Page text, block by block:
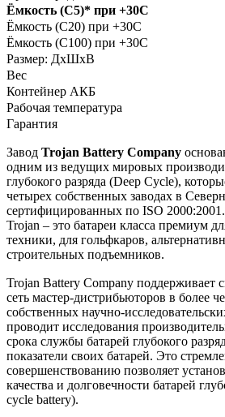
Ёмкость (С5)* при +30С
Ёмкость (С20) при +30С
Ёмкость (С100) при +30С
Размер: ДхШхВ
Вес
Контейнер АКБ
Рабочая температура
Гарантия
Завод Trojan Battery Company
одним из ведущих мировых
глубокого разряда (Deep Cycle),
четырех собственных заводах в
сертифицированных по ISO
Trojan – это батареи класса премиум
техники, для гольфкаров,
строительных подъемников.
Trojan Battery Company поддерживает
сеть мастер-дистрибьюторов в более
собственных научно-
проводит исследования
срока службы батарей глубокого
показатели своих батарей. Это
совершенствованию позволяет
качества и долговечности батарей
cycle battery).